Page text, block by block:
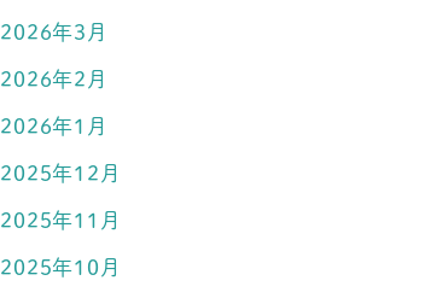
2026年3月
2026年2月
2026年1月
2025年12月
2025年11月
2025年10月